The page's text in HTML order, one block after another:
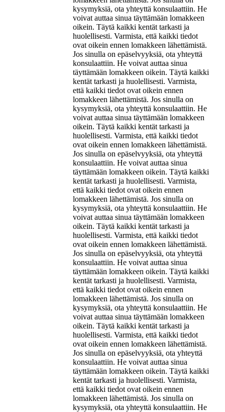
kysymyksiä, ota yhteyttä konsulaattiin. He
voivat auttaa sinua täyttämään lomakkeen
oikein. Täytä kaikki kentät tarkasti ja
huolellisesti. Varmista, että kaikki tiedot
ovat oikein ennen lomakkeen lähettämistä.
Jos sinulla on epäselvyyksiä, ota yhteyttä
konsulaattiin. He voivat auttaa sinua
täyttämään lomakkeen oikein. Täytä kaikki
kentät tarkasti ja huolellisesti. Varmista,
että kaikki tiedot ovat oikein ennen
lomakkeen lähettämistä. Jos sinulla on
kysymyksiä, ota yhteyttä konsulaattiin. He
voivat auttaa sinua täyttämään lomakkeen
oikein. Täytä kaikki kentät tarkasti ja
huolellisesti. Varmista, että kaikki tiedot
ovat oikein ennen lomakkeen lähettämistä.
Jos sinulla on epäselvyyksiä, ota yhteyttä
konsulaattiin. He voivat auttaa sinua
täyttämään lomakkeen oikein. Täytä kaikki
kentät tarkasti ja huolellisesti. Varmista,
että kaikki tiedot ovat oikein ennen
lomakkeen lähettämistä. Jos sinulla on
kysymyksiä, ota yhteyttä konsulaattiin. He
voivat auttaa sinua täyttämään lomakkeen
oikein. Täytä kaikki kentät tarkasti ja
huolellisesti. Varmista, että kaikki tiedot
ovat oikein ennen lomakkeen lähettämistä.
Jos sinulla on epäselvyyksiä, ota yhteyttä
konsulaattiin. He voivat auttaa sinua
täyttämään lomakkeen oikein. Täytä kaikki
kentät tarkasti ja huolellisesti. Varmista,
että kaikki tiedot ovat oikein ennen
lomakkeen lähettämistä. Jos sinulla on
kysymyksiä, ota yhteyttä konsulaattiin. He
voivat auttaa sinua täyttämään lomakkeen
oikein. Täytä kaikki kentät tarkasti ja
huolellisesti. Varmista, että kaikki tiedot
ovat oikein ennen lomakkeen lähettämistä.
Jos sinulla on epäselvyyksiä, ota yhteyttä
konsulaattiin. He voivat auttaa sinua
täyttämään lomakkeen oikein. Täytä kaikki
kentät tarkasti ja huolellisesti. Varmista,
että kaikki tiedot ovat oikein ennen
lomakkeen lähettämistä. Jos sinulla on
kysymyksiä, ota yhteyttä konsulaattiin. He